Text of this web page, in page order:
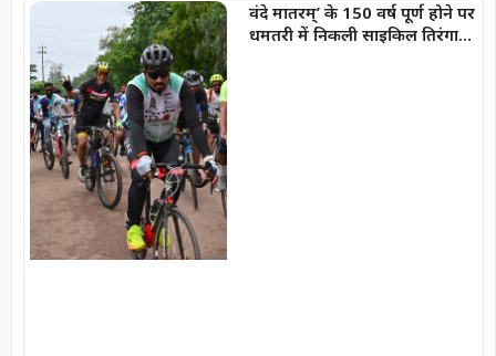
वंदे मातरम्’ के 150 वर्ष पूर्ण होने पर
धमतरी में निकली साइकिल तिरंगा